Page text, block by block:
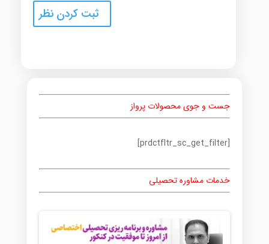
جست و جوی محصولات پرواز
[prdctfltr_sc_get_filter]
خدمات مشاوره تحصیلی